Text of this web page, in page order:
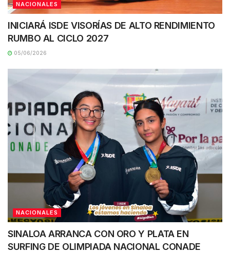
NACIONALES
INICIARÁ ISDE VISORÍAS DE ALTO RENDIMIENTO
RUMBO AL CICLO 2027
05/06/2026
NACIONALES
SINALOA ARRANCA CON ORO Y PLATA EN
SURFING DE OLIMPIADA NACIONAL CONADE